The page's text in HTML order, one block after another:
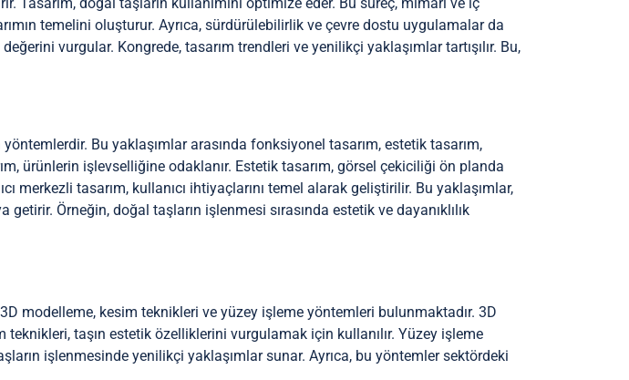
temelini oluşturur. Ayrıca, sürdürülebilirlik ve çevre dostu uygulamalar da
vurgular. Kongrede, tasarım trendleri ve yenilikçi yaklaşımlar tartışılır. Bu,
Bu yaklaşımlar arasında fonksiyonel tasarım, estetik tasarım,
ürünlerin işlevselliğine odaklanır. Estetik tasarım, görsel çekiciliği ön planda
merkezli tasarım, kullanıcı ihtiyaçlarını temel alarak geliştirilir. Bu yaklaşımlar,
Örneğin, doğal taşların işlenmesi sırasında estetik ve dayanıklılık
modelleme, kesim teknikleri ve yüzey işleme yöntemleri bulunmaktadır. 3D
teknikleri, taşın estetik özelliklerini vurgulamak için kullanılır. Yüzey işleme
işlenmesinde yenilikçi yaklaşımlar sunar. Ayrıca, bu yöntemler sektördeki